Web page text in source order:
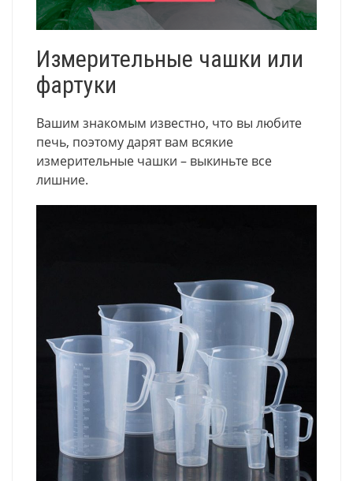
Измерительные чашки или
фартуки
Вашим знакомым известно, что вы любите
печь, поэтому дарят вам всякие
измерительные чашки – выкиньте все
лишние.